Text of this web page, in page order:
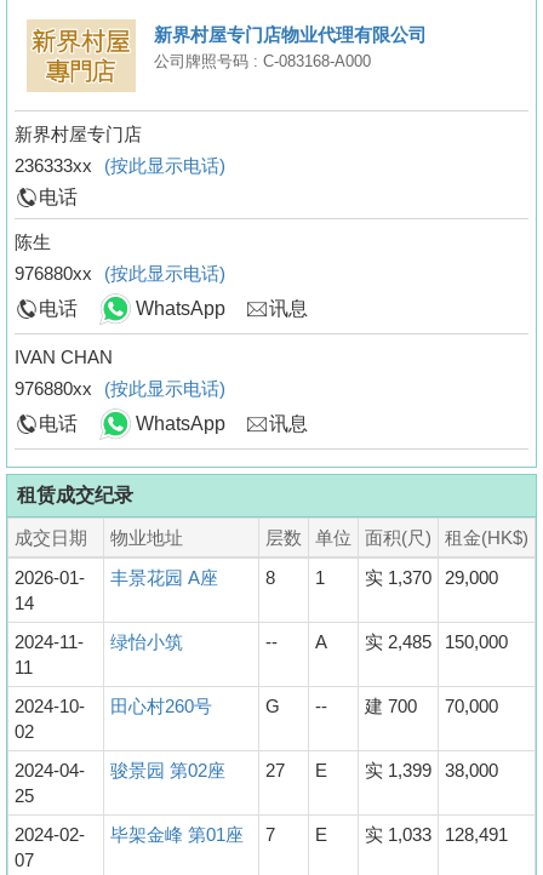
新界村屋专门店物业代理有限公司
公司牌照号码 : C-083168-A000
新界村屋专门店
236333xx
(按此显示电话)
电话
陈生
976880xx
(按此显示电话)
电话
WhatsApp 讯息
IVAN CHAN
976880xx
(按此显示电话)
电话
WhatsApp 讯息
租赁成交纪录
成交日期 物业地址 层数 单位 面积(尺)
租金(HK$)
2026-01-
14
丰景花园 A座 8 1 实 1,370 29,000
2024-11-
11
绿怡小筑 -- A 实 2,485 150,000
2024-10-
02
田心村260号 G -- 建 700 70,000
2024-04-
25
骏景园 第02座 27 E 实 1,399 38,000
2024-02-
07
毕架金峰 第01座 7 E 实 1,033 128,491